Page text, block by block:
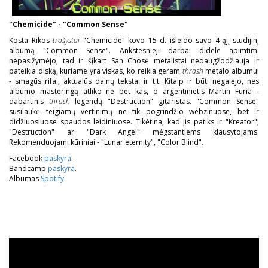
"Chemicide" - "Common Sense"
Kosta Rikos trašystai "Chemicide" kovo 15 d. išleido savo 4-ąjį studijinį
albumą "Common Sense". Ankstesnieji darbai didele apimtimi
nepasižymėjo, tad ir šįkart San Chosė metalistai nedaugžodžiauja ir
pateikia diską, kuriame yra viskas, ko reikia geram thrash metalo albumui
- smagūs rifai, aktualūs dainų tekstai ir t.t. Kitaip ir būti negalėjo, nes
albumo masteringą atliko ne bet kas, o argentinietis Martin Furia -
dabartinis thrash legendų "Destruction" gitaristas. "Common Sense"
susilaukė teigiamų vertinimų ne tik pogrindžio webzinuose, bet ir
didžiuosiuose spaudos leidiniuose. Tikėtina, kad jis patiks ir "Kreator",
"Destruction" ar "Dark Angel" mėgstantiems klausytojams.
Rekomenduojami kūriniai - "Lunar eternity", "Color Blind".
Facebook paskyra.
Bandcamp paskyra.
Albumas Spotify.